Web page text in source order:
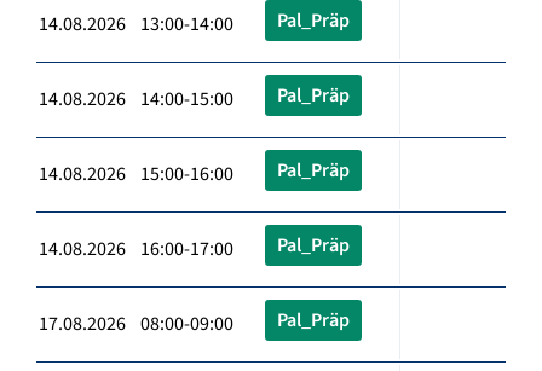
14.08.2026 13:00-14:00 Pal_Präp
14.08.2026 14:00-15:00 Pal_Präp
14.08.2026 15:00-16:00 Pal_Präp
14.08.2026 16:00-17:00 Pal_Präp
17.08.2026 08:00-09:00 Pal_Präp